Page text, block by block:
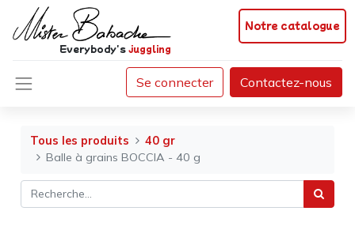
Notre catalogue
Everybody'sjuggling
Se connecter Contactez-nous
Tous les produits
40 gr
Balle à grains BOCCIA - 40 g